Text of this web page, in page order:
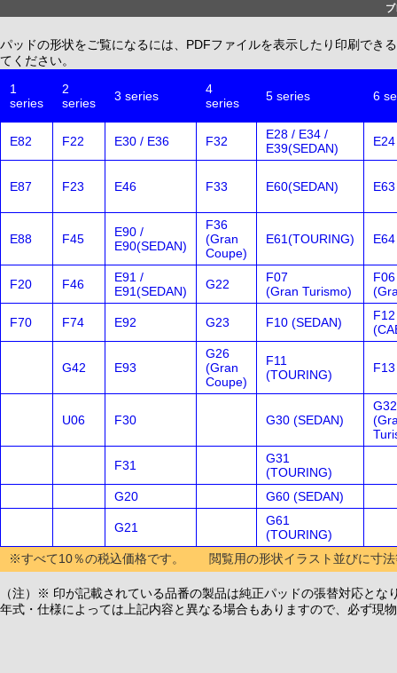
パッドの形状をご覧になるには、PDFファイルを表示したり印刷でき
てください。
1
series
2
series
3 series
4
series
5 series 6
E82 F22 E30 / E36 F32
E28 / E34 /
E39(SEDAN)
E24
E87 F23 E46 F33 E60(SEDAN) E63
E88 F45
E90 /
E90(SEDAN)
F36
(Gran
Coupe)
E61(TOURING) E64
F20 F46
E91 /
E91(SEDAN)
G22
F07
(Gran Turismo)
F06
F70 F74 E92 G23 F10 (SEDAN)
F12
G42 E93
G26
(Gran
Coupe)
F11
(TOURING)
U06 F30 G30 (SEDAN)
G32
F31
G31
(TOURING)
G20
G60 (SEDAN)
G21
G61
(TOURING)
※すべて10％の税込価格です。 閲覧用の形状イラスト並びに寸法
（注）※ 印が記載されている品番の製品は純正パッドの張替対応とな
年式・仕様によっては上記内容と異なる場合もありますので、必ず現